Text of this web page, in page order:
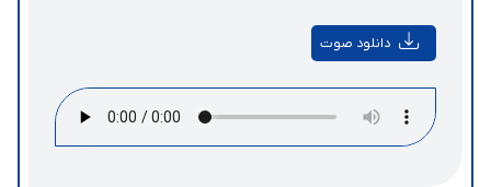
دانلود صوت